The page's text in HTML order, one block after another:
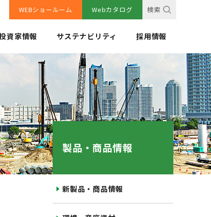
WEBショールーム Webカタログ 検索
資家情報 サステナビリティ 採用情報
製品・商品情報
新製品・商品情報